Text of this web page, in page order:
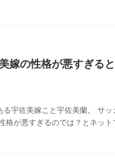
嫁の性格が悪すぎる
宇佐美嫁こと宇佐美蘭。 サッ
格が悪すぎるのでは？とネッ